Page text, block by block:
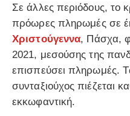
Σε άλλες περιόδους, το
πρόωρες πληρωμές σε
Χριστούγεννα, Πάσχα,
2021, μεσούσης της
επισπεύσει πληρωμές.
συνταξιούχος πιέζεται
εκκωφαντική.